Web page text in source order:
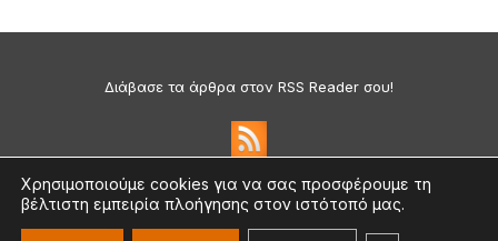
Διάβασε τα άρθρα στον RSS Reader σου!
Πολιτική Απορρήτου & Cookies
©2026 medium.gr | Designed & Supported bynat.ad
Χρησιμοποιούμε cookies για να σας προσφέρουμε τη
βέλτιστη εμπειρία πλοήγησης στον ιστότοπό μας.